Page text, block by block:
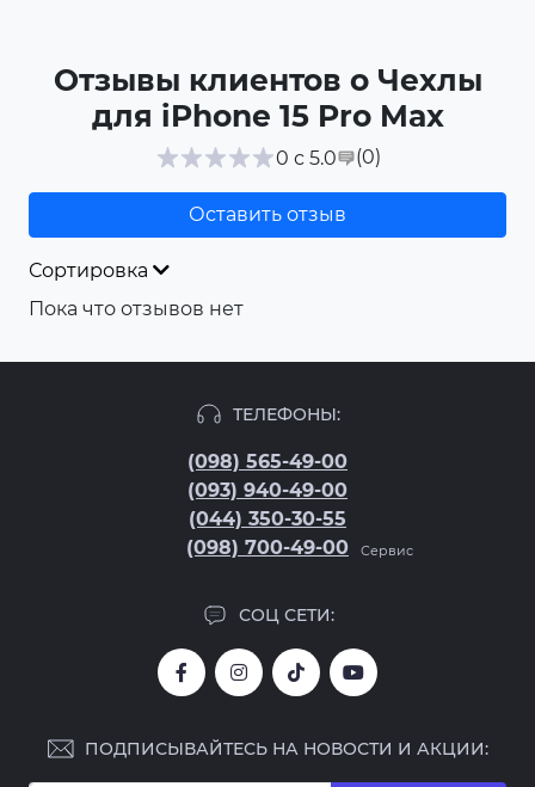
Отзывы клиентов о Чехлы
для iPhone 15 Pro Max
0 с 5.0 (0)
Оставить отзыв
Сортировка
Пока что отзывов нет
ТЕЛЕФОНЫ:
(098) 565-49-00
(093) 940-49-00
(044) 350-30-55
(098) 700-49-00
Сервис
СОЦ СЕТИ:
ПОДПИСЫВАЙТЕСЬ НА НОВОСТИ И АКЦИИ: